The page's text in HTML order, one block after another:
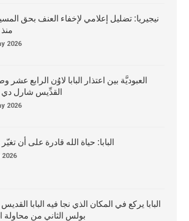
نيجيريا: تضليل إعلامي لإخفاء العنف بحق
2026
العبوديَّة بين اعتذار البابا لاوُن الرابع عشر
القدِّيس شارل دي
2026
البابا: حياة الله قادرة على أن تغيّر
2026
البابا يركع في المكان الذي نجا فيه البابا القديس
بولس الثاني من محاولة